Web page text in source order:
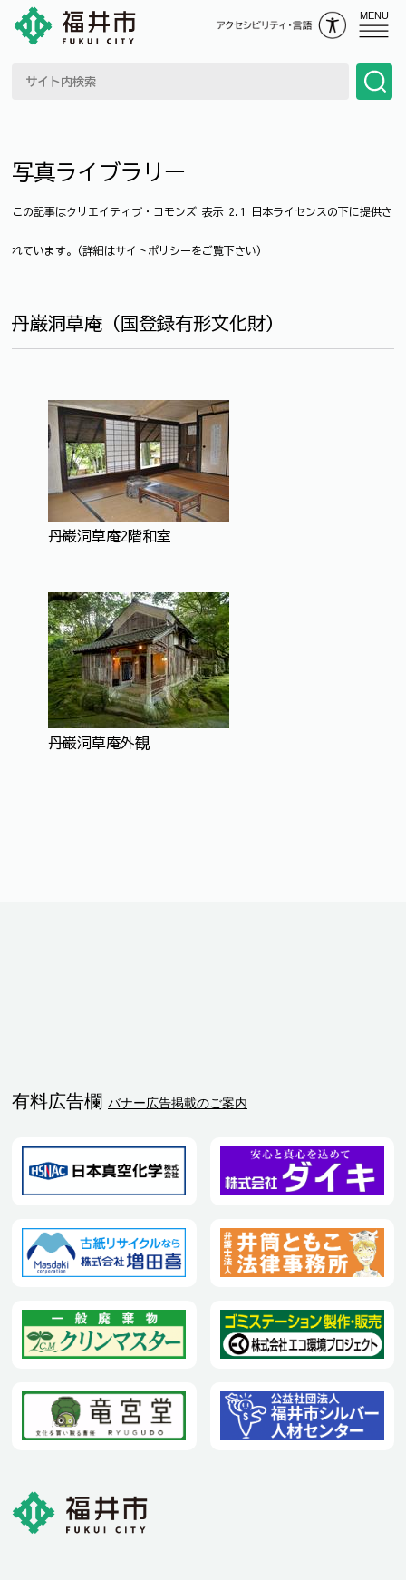
MENU
写真ライブラリー
この記事はクリエイティブ・コモンズ 表示 2.1 日本ライセンスの下に提供さ
れています。(詳細はサイトポリシーをご覧下さい)
丹巌洞草庵（国登録有形文化財）
丹巌洞草庵2階和室
丹巌洞草庵外観
有料広告欄 バナー広告掲載のご案内